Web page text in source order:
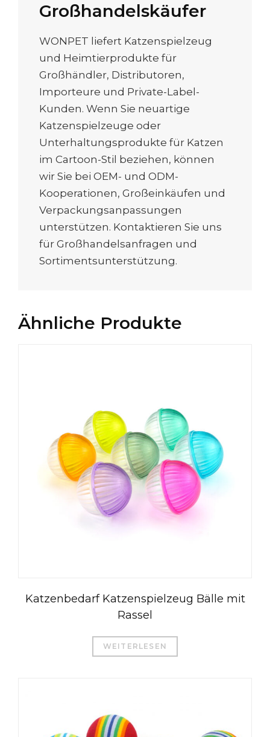
Großhandelskäufer
WONPET liefert Katzenspielzeug
und Heimtierprodukte für
Großhändler, Distributoren,
Importeure und Private-Label-
Kunden. Wenn Sie neuartige
Katzenspielzeuge oder
Unterhaltungsprodukte für Katzen
im Cartoon-Stil beziehen, können
wir Sie bei OEM- und ODM-
Kooperationen, Großeinkäufen und
Verpackungsanpassungen
unterstützen. Kontaktieren Sie uns
für Großhandelsanfragen und
Sortimentsunterstützung.
Ähnliche Produkte
Katzenbedarf Katzenspielzeug Bälle mit
Rassel
WEITERLESEN